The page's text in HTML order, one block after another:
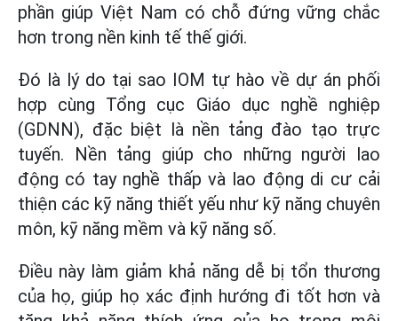
phần giúp Việt Nam có chỗ đứng vững chắc
hơn trong nền kinh tế thế giới.
Đó là lý do tại sao IOM tự hào về dự án phối
hợp cùng Tổng cục Giáo dục nghề nghiệp
(GDNN), đặc biệt là nền tảng đào tạo trực
tuyến. Nền tảng giúp cho những người lao
động có tay nghề thấp và lao động di cư cải
thiện các kỹ năng thiết yếu như kỹ năng chuyên
môn, kỹ năng mềm và kỹ năng số.
Điều này làm giảm khả năng dễ bị tổn thương
của họ, giúp họ xác định hướng đi tốt hơn và